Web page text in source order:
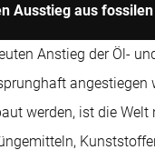
Ausstieg aus
Anstieg der Öl-
werden, ist die